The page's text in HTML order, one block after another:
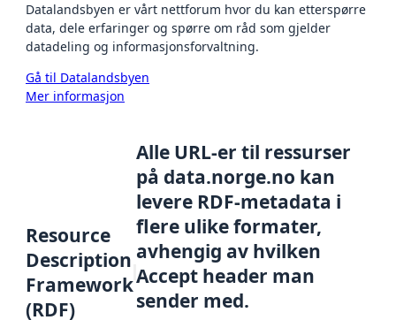
Datalandsbyen er vårt nettforum hvor du kan etterspørre
data, dele erfaringer og spørre om råd som gjelder
datadeling og informasjonsforvaltning.
Gå til Datalandsbyen
Mer informasjon
Resource
Description
Framework
(RDF)
Alle URL-er til ressurser
på data.norge.no kan
levere RDF-metadata i
flere ulike formater,
avhengig av hvilken
Accept header man
sender med.